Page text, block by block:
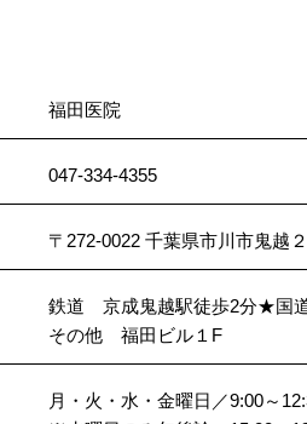
福田医院
047-334-4355
〒272-0022 千葉県市川市鬼越
鉄道 京成鬼越駅徒歩2分★国
その他 福田ビル１F
月・火・水・金曜日／9:00～